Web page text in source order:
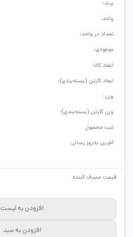
ابعاد کالا:
ابعاد کارتن (بسته‌بندی):
وزن:
وزن کارتن (بسته‌بندی):
ثبت محصول
آخرین به‌روز رسانی
برند:
واحد:
تعداد در واحد:
موجودی:
قیمت مصرف کننده
افزودن به لیست
افزودن به سبد